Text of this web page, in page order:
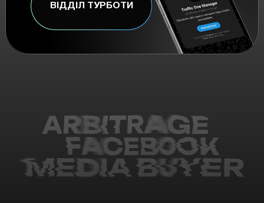
ВІДДІЛ ТУРБОТИ